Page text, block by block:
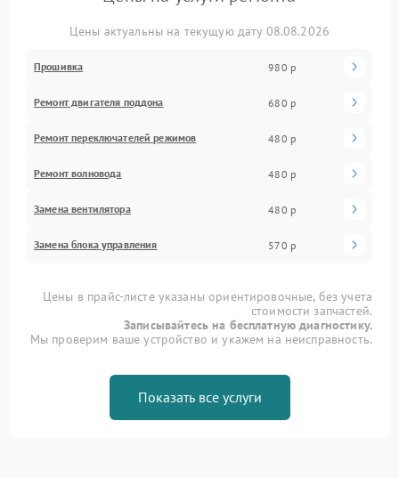
Цены актуальны на текущую дату 08.08.2026
Прошивка 980 р
Ремонт двигателя поддона 680 р
Ремонт переключателей режимов 480 р
Ремонт волновода 480 р
Замена вентилятора 480 р
Замена блока управления 570 р
Цены в прайс-листе указаны ориентировочные, без учета
стоимости запчастей.
Записывайтесь на бесплатную диагностику.
Мы проверим ваше устройство и укажем на неисправность.
Показать все услуги